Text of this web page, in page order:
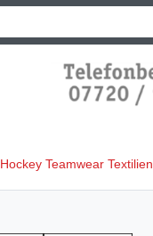
Hockey Teamwear Textilien